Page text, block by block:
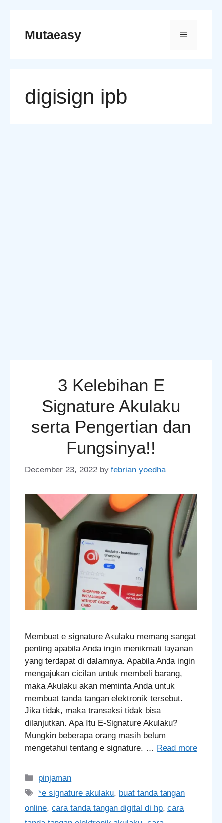
contentMutaeasy Menu
digisign ipb
3 Kelebihan E
Signature Akulaku
serta Pengertian dan
Fungsinya!!
December 23, 2022 by febrian yoedha
Membuat e signature Akulaku memang sangat
penting apabila Anda ingin menikmati layanan
yang terdapat di dalamnya. Apabila Anda ingin
mengajukan cicilan untuk membeli barang,
maka Akulaku akan meminta Anda untuk
membuat tanda tangan elektronik tersebut.
Jika tidak, maka transaksi tidak bisa
dilanjutkan. Apa Itu E-Signature Akulaku?
Mungkin beberapa orang masih belum
mengetahui tentang e signature. … Read more
Categories
pinjaman
Tags
*e signature akulaku, buat tanda tangan
online, cara tanda tangan digital di hp, cara